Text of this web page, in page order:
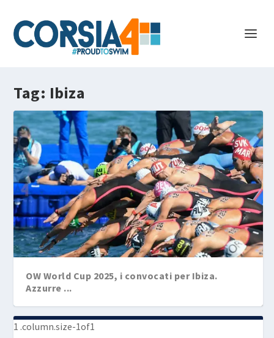
Tag: Ibiza
OW World Cup 2025, i convocati per Ibiza.
Azzurre ...